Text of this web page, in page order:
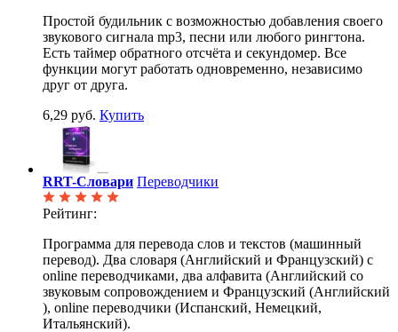
Простой будильник с возможностью добавления своего
звукового сигнала mp3, песни или любого рингтона.
Есть таймер обратного отсчёта и секундомер. Все
функции могут работать одновременно, независимо
друг от друга.
6,29 руб. Купить
RRT-Словари Переводчики
Рейтинг:
Программа для перевода слов и текстов (машинный
перевод). Два словаря (Английский и Французский) с
online переводчиками, два алфавита (Английский со
звуковым сопровождением и Французский (Английский
), online переводчики (Испанский, Немецкий,
Итальянский).